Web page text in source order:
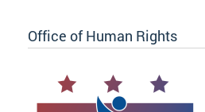
Office of Human Rights